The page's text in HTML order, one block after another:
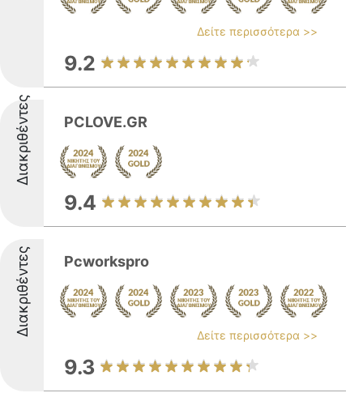
Δείτε περισσότερα >>
9.2
Διακριθέντες PCLOVE.GR
9.4
Διακριθέντες Pcworkspro
Δείτε περισσότερα >>
9.3